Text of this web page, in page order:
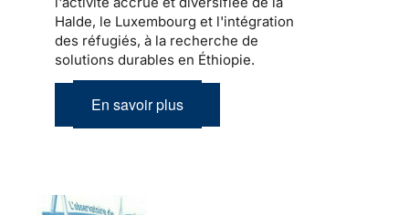
Halde, le Luxembourg et l'intégration
des réfugiés, à la recherche de
solutions durables en Éthiopie.
En savoir plus